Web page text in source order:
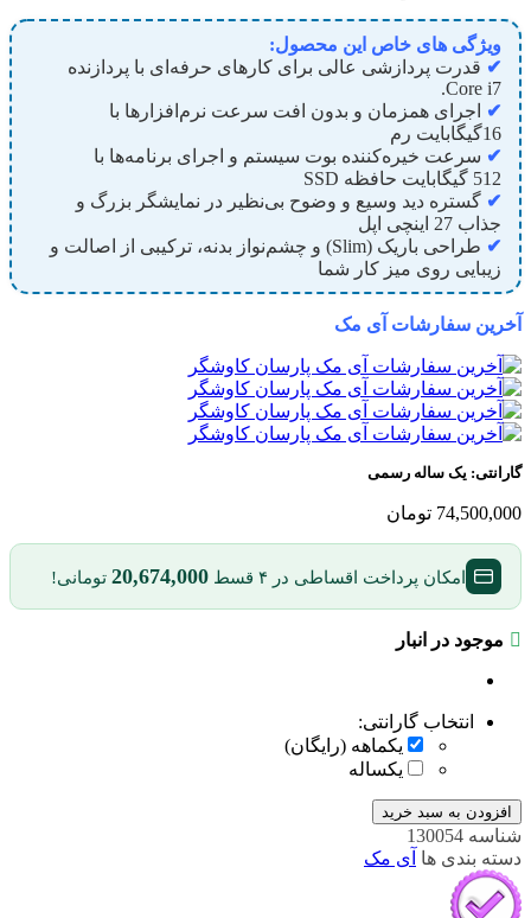
ویژگی های خاص این محصول:
✔ قدرت پردازشی عالی برای کارهای حرفه‌ای با پردازنده
Core i7
.
✔
اجرای همزمان و بدون افت سرعت نرم‌افزارها با
16گیگابایت رم
✔ سرعت خیره‌کننده بوت سیستم و اجرای برنامه‌ها با
512 گیگابایت حافظه SSD
✔ گستره دید وسیع و وضوح بی‌نظیر در نمایشگر بزرگ و
جذاب
27
اینچی اپل
✔
طراحی باریک (Slim) و چشم‌نواز بدنه، ترکیبی از اصالت و
زیبایی روی میز کار شما
آخرین سفارشات آی مک
گارانتی: یک ساله رسمی
74,500,000 تومان
امکان پرداخت اقساطی در ۴ قسط 20,674,000 تومانی!
موجود در انبار
انتخاب گارانتی:
یکماهه (رایگان)
یکساله
افزودن به سبد خرید
شناسه 130054
دسته بندی ها آی مک